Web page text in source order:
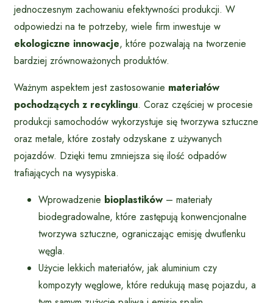
jednoczesnym zachowaniu efektywności produkcji. W
odpowiedzi na te potrzeby, wiele firm inwestuje w
ekologiczne innowacje, które pozwalają na tworzenie
bardziej zrównoważonych produktów.
Ważnym aspektem jest zastosowanie materiałów
pochodzących z recyklingu. Coraz częściej w procesie
produkcji samochodów wykorzystuje się tworzywa sztuczne
oraz metale, które zostały odzyskane z używanych
pojazdów. Dzięki temu zmniejsza się ilość odpadów
trafiających na wysypiska.
Wprowadzenie bioplastików – materiały
biodegradowalne, które zastępują konwencjonalne
tworzywa sztuczne, ograniczając emisję dwutlenku
węgla.
Użycie lekkich materiałów, jak aluminium czy
kompozyty węglowe, które redukują masę pojazdu, a